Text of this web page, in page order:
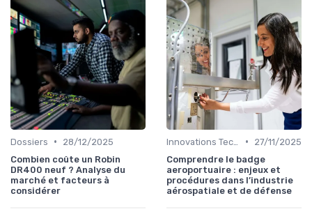
Dossiers •
28/12/2025
Combien coûte un Robin
DR400 neuf ? Analyse du
marché et facteurs à
considérer
•
27/11/2025
Comprendre le badge
aeroportuaire : enjeux et
procédures dans l’industrie
aérospatiale et de défense